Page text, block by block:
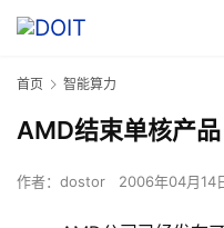
首页 智能算力
AMD结束单核产
作者： dostor 2006年04月14